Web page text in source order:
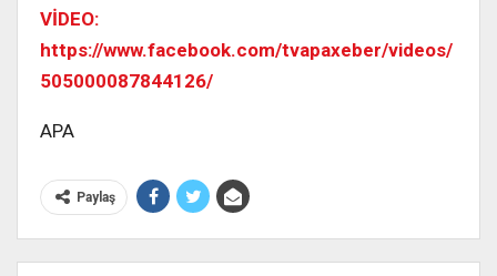
VİDEO:
https://www.facebook.com/tvapaxeber/videos/
505000087844126/
APA
Paylaş